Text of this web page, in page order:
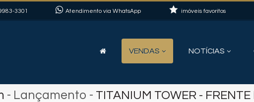
3301 Atendimento via WhatsApp imóveis favoritos
VENDAS NOTÍCIAS
- Lançamento - TITANIUM TOWER - FRENTE